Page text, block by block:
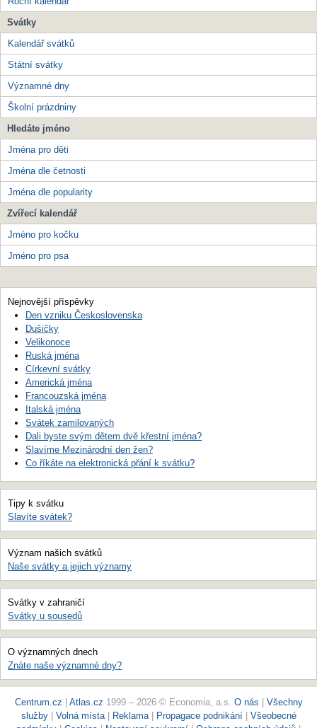
Svátky
Kalendář svátků
Státní svátky
Významné dny
Školní prázdniny
Hledáte jméno
Jména pro děti
Jména dle četnosti
Jména dle popularity
Zvířecí kalendář
Jméno pro kočku
Jméno pro psa
Nejnovější příspěvky
Den vzniku Československa
Dušičky
Velikonoce
Ruská jména
Církevní svátky
Americká jména
Francouzská jména
Italská jména
Svátek zamilovaných
Dali byste svým dětem dvě křestní jména?
Slavíme Mezinárodní den žen?
Co říkáte na elektronická přání k svátku?
Tipy k svátku
Slavíte svátek?
Význam našich svátků
Naše svátky a jejich významy
Svátky v zahraničí
Svátky u sousedů
O významných dnech
Znáte naše významné dny?
Centrum.cz Atlas.cz 1999 – 2026 © Economia, a.s. O nás
Všechny
služby
Volná místa| Reklama Propagace podnikání| Všeobecné